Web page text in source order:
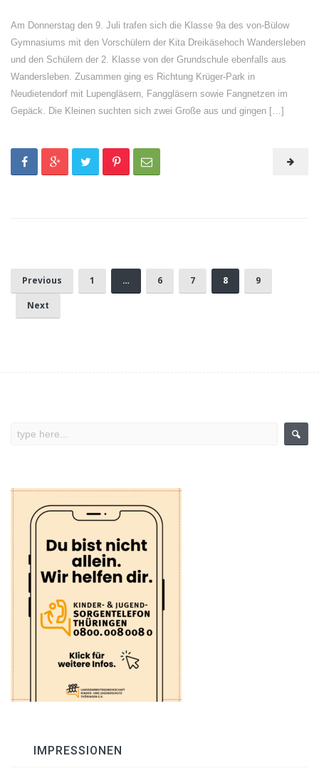
Am Donnerstag den 9. Juli trafen sich die Klasse 9a des von-Bülow
Gymnasiums mit den Vorschülern der Kita Dreikäsehoch Wandersleben
und den Schülern der 2. Klasse von der Grundschule ebenfalls aus
Wandersleben. Zusammen ging es Richtung Krüger-Park in
Neudietendorf mit Lupengläsern, Fanggläsern sowie Fangnetzen im
Gepäck. Die Kleinen suchten sich zwei Große aus und gingen […]
Previous 1 … 6 7 8 9
Next
IMPRESSIONEN